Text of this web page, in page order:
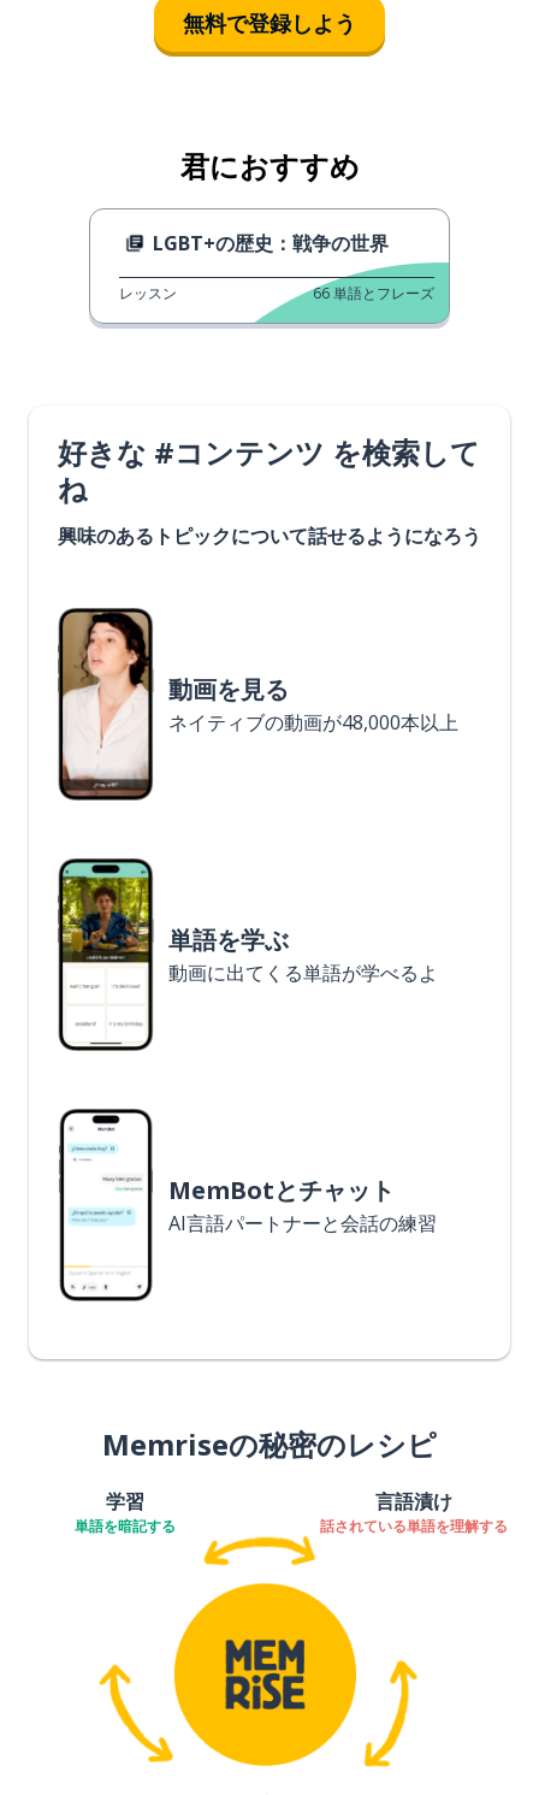
無料で登録しよう
君におすすめ
LGBT+の歴史：戦争の世界
レッスン 66単語とフレーズ
好きな #コンテンツ を検索して
ね
興味のあるトピックについて話せるようになろう
動画を見る
ネイティブの動画が48,000本以上
単語を学ぶ
動画に出てくる単語が学べるよ
MemBotとチャット
AI言語パートナーと会話の練習
Memriseの秘密のレシピ
学習
単語を暗記する
言語漬け
話されている単語を理解する